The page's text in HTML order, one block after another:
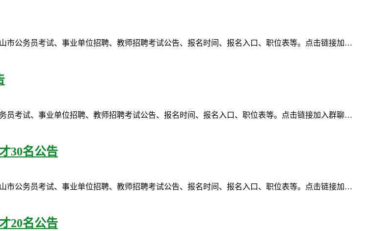
公务员考试、事业单位招聘、教师招聘考试公告、报名时间、报名入口、职位表等。点击链接加…
考试、事业单位招聘、教师招聘考试公告、报名时间、报名入口、职位表等。点击链接加入群聊…
30名公告
公务员考试、事业单位招聘、教师招聘考试公告、报名时间、报名入口、职位表等。点击链接加…
20名公告